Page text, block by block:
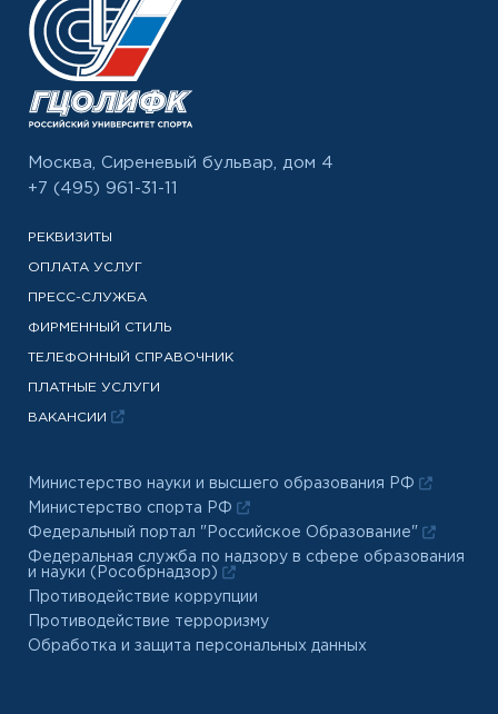
Москва, Сиреневый бульвар, дом 4
+7 (495) 961-31-11
РЕКВИЗИТЫ
ОПЛАТА УСЛУГ
ПРЕСС-СЛУЖБА
ФИРМЕННЫЙ СТИЛЬ
ТЕЛЕФОННЫЙ СПРАВОЧНИК
ПЛАТНЫЕ УСЛУГИ
ВАКАНСИИ
Министерство науки и высшего образования РФ
Министерство спорта РФ
Федеральный портал "Российское Образование"
Федеральная служба по надзору в сфере образования
и науки (Рособрнадзор)
Противодействие коррупции
Противодействие терроризму
Обработка и защита персональных данных